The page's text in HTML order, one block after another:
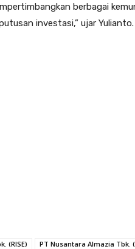
berbagai
investasi,” ujar Yulianto.
(RISE) PT Nusantara Almazia Tbk.